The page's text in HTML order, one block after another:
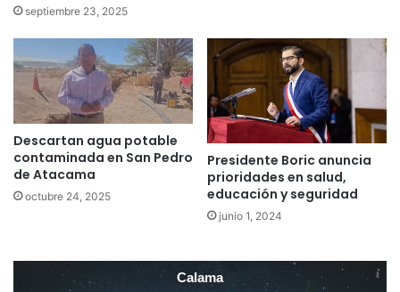
septiembre 23, 2025
Descartan agua potable
contaminada en San Pedro
de Atacama
octubre 24, 2025
Presidente Boric anuncia
prioridades en salud,
educación y seguridad
junio 1, 2024
Calama